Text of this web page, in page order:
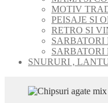
MOTIV
PEISAJE SI
RETRO SI
SARBATORI
SARBATORI
SNURURI ,